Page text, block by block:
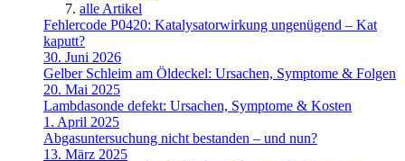
alle Artikel
Fehlercode P0420: Katalysatorwirkung ungenügend – Kat
kaputt?
30. Juni 2026
Gelber Schleim am Öldeckel: Ursachen, Symptome & Folgen
20. Mai 2025
Lambdasonde defekt: Ursachen, Symptome & Kosten
1. April 2025
Abgasuntersuchung nicht bestanden – und nun?
13. März 2025